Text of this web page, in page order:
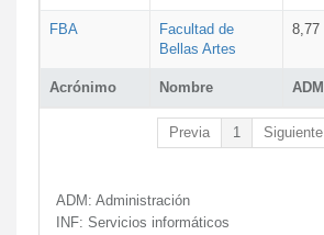
Acrónimo Nombre ADM
FBA
Facultad de
Bellas Artes
8,77
Previa 1 Siguiente
ADM: Administración
INF: Servicios informáticos